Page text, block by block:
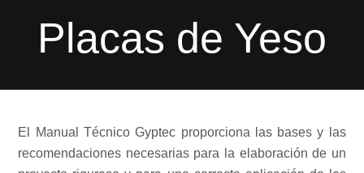
Placas de Yeso
El Manual Técnico Gyptec proporciona las bases y las
recomendaciones necesarias para la elaboración de un